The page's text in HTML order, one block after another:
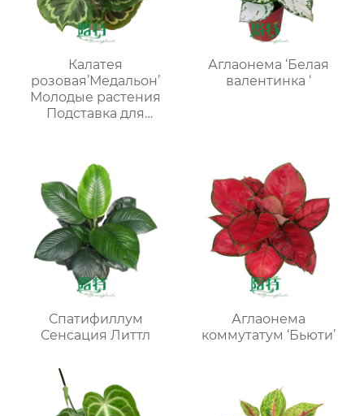
Калатея
розовая’Медальон’
Молодые растения
Подставка для
Аглаонема ‘Белая
валентинка ‘
Спатифиллум
Сенсация Литтл
Аглаонема
коммутатум ‘Бьюти’